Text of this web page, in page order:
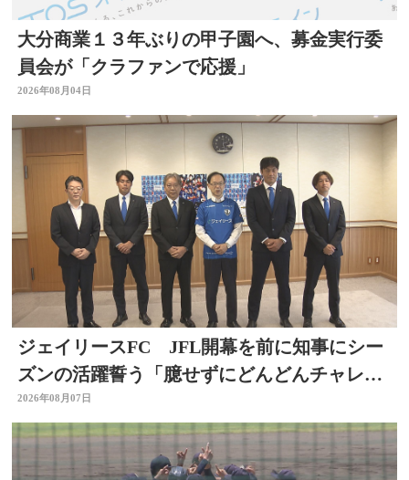
大分商業１３年ぶりの甲子園へ、募金実行委
員会が「クラファンで応援」
2026年08月04日
ジェイリースFC JFL開幕を前に知事にシー
ズンの活躍誓う「臆せずにどんどんチャレン
ジする」大分
2026年08月07日